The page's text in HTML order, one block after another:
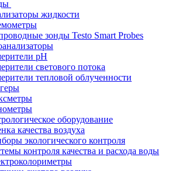
жидкости
зонды Testo Smart Probes
pH
светового потока
тепловой облученности
оборудование
качества воздуха
экологического контроля
контроля качества и расхода воды